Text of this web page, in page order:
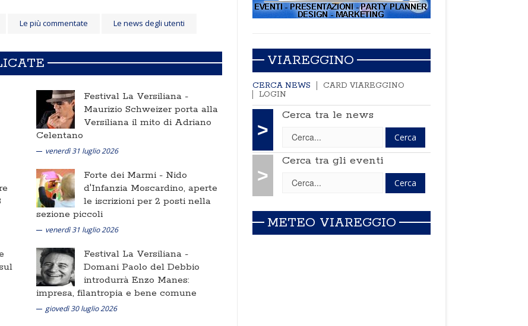
Le più commentate Le news degli utenti
Festival La Versiliana -
Maurizio Schweizer porta alla
Versiliana il mito di Adriano
Celentano
venerdì 31 luglio 2026
Forte dei Marmi - Nido
d'Infanzia Moscardino, aperte
le iscrizioni per 2 posti nella
sezione piccoli
venerdì 31 luglio 2026
Festival La Versiliana -
Domani Paolo del Debbio
introdurrà Enzo Manes:
impresa, filantropia e bene comune
giovedì 30 luglio 2026
VIAREGGINO
CERCA NEWS
CARD VIAREGGINO
LOGIN
>
Cerca tra le news
>
Cerca tra gli eventi
METEO VIAREGGIO